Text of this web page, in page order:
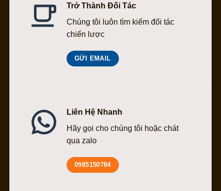
Trở Thành Đối Tác
Chúng tôi luôn tìm kiếm đối tác
chiến lược
GỬI EMAIL
Liên Hệ Nhanh
Hãy gọi cho chúng tôi hoặc chát
qua zalo
0985150784